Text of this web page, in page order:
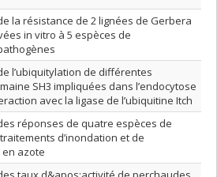
la résistance de 2 lignées de Gerbera
in vitro à 5 espèces de
l’ubiquitylation de différentes
SH3 impliquées dans l’endocytose
avec la ligase de l’ubiquitine Itch
réponses de quatre espèces de
d’inondation et de
azote